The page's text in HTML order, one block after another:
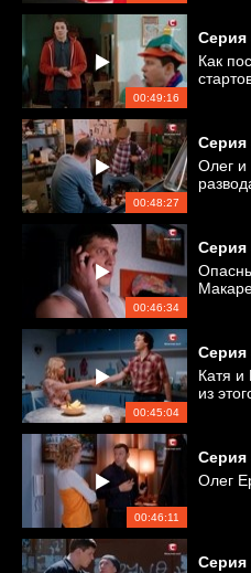
00:49:16
Серия
Как
00:48:27
Серия
Олег и
00:46:34
Серия
00:45:04
Серия
Катя и
из
00:46:11
Серия
Олег
Серия